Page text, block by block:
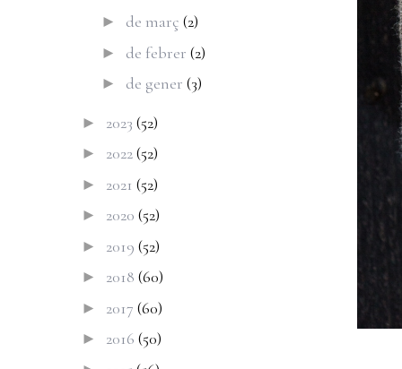
► de març (2)
► de febrer (2)
► de gener (3)
► 2023 (52)
► 2022(52)
► 2021 (52)
► 2020 (52)
► 2019 (52)
► 2018 (60)
► 2017 (60)
► 2016 (50)